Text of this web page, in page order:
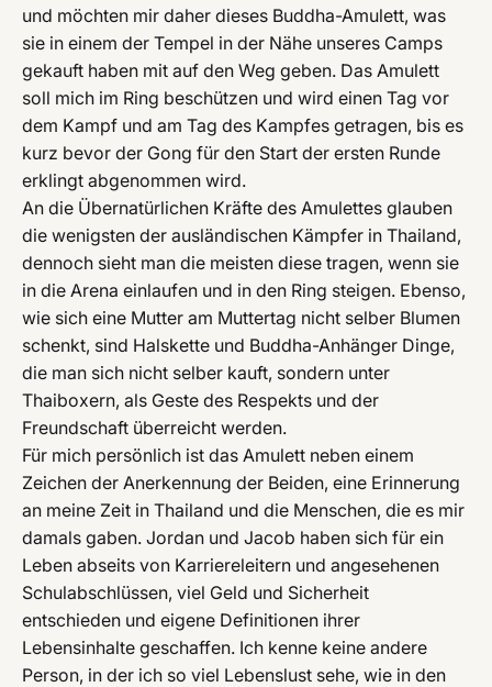
und möchten mir daher dieses Buddha-Amulett, was
sie in einem der Tempel in der Nähe unseres Camps
gekauft haben mit auf den Weg geben. Das Amulett
soll mich im Ring beschützen und wird einen Tag vor
dem Kampf und am Tag des Kampfes getragen, bis es
kurz bevor der Gong für den Start der ersten Runde
erklingt abgenommen wird.
An die Übernatürlichen Kräfte des Amulettes glauben
die wenigsten der ausländischen Kämpfer in Thailand,
dennoch sieht man die meisten diese tragen, wenn sie
in die Arena einlaufen und in den Ring steigen. Ebenso,
wie sich eine Mutter am Muttertag nicht selber Blumen
schenkt, sind Halskette und Buddha-Anhänger Dinge,
die man sich nicht selber kauft, sondern unter
Thaiboxern, als Geste des Respekts und der
Freundschaft überreicht werden.
Für mich persönlich ist das Amulett neben einem
Zeichen der Anerkennung der Beiden, eine Erinnerung
an meine Zeit in Thailand und die Menschen, die es mir
damals gaben. Jordan und Jacob haben sich für ein
Leben abseits von Karriereleitern und angesehenen
Schulabschlüssen, viel Geld und Sicherheit
entschieden und eigene Definitionen ihrer
Lebensinhalte geschaffen. Ich kenne keine andere
Person, in der ich so viel Lebenslust sehe, wie in den